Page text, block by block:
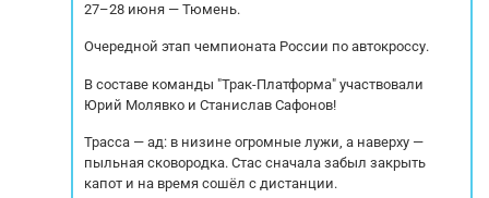
27–28 июня — Тюмень.
Очередной этап чемпионата России по автокроссу.
В составе команды "Трак-Платформа" участвовали
Юрий Молявко и Станислав Сафонов!
Трасса — ад: в низине огромные лужи, а наверху —
пыльная сковородка. Стас сначала забыл закрыть
капот и на время сошёл с дистанции.